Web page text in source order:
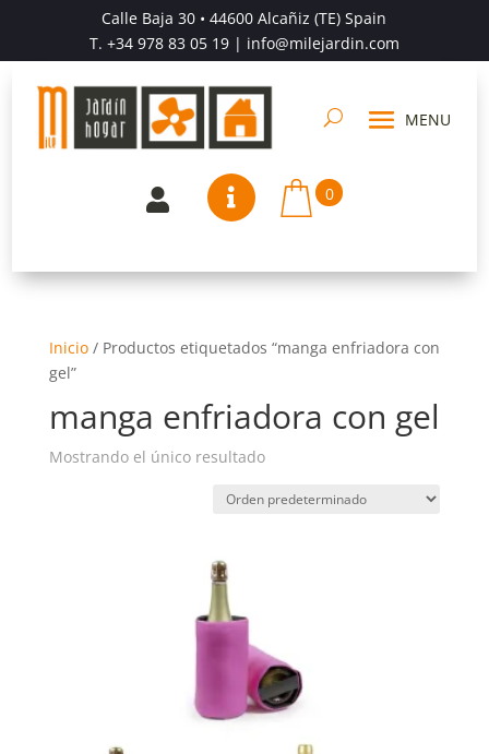
Calle Baja 30 • 44600 Alcañiz (TE) Spain
T. +34 978 83 05 19| info@milejardin.com
  0
Inicio/ Productos etiquetados “manga enfriadora con
gel”
manga enfriadora con gel
Mostrando el único resultado